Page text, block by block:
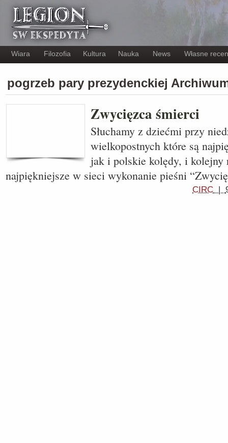
Wiara Filozofia Kultura Nauka News Własne
pogrzeb pary prezydenckiej
Zwycięzca śmierci
Słuchamy z dziećmi przy
wielkopostnych które są
jak i polskie kolędy, i kolejny
najpiękniejsze w sieci wykonanie pieśni
CIRC |